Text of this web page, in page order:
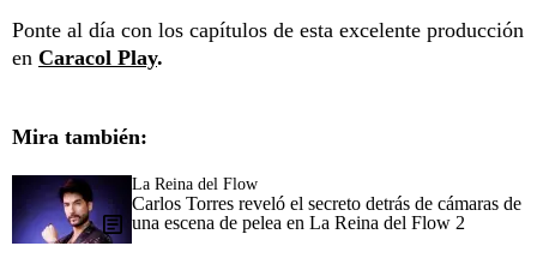
Ponte al día con los capítulos de esta excelente producción
en Caracol Play.
Mira también:
La Reina del Flow
Carlos Torres reveló el secreto detrás de cámaras de
una escena de pelea en La Reina del Flow 2